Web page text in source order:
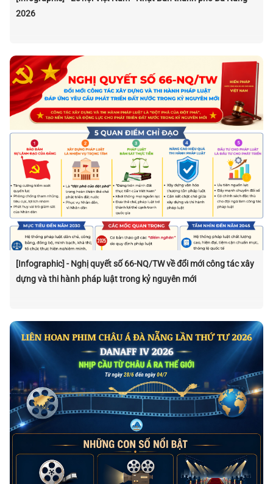
2026
[Infographic] - Nghị quyết số 66-NQ/TW về đổi mới công tác xây
dựng và thi hành pháp luật trong kỷ nguyên mới